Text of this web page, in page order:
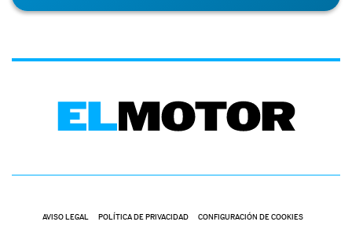
AVISO LEGAL POLÍTICA DE PRIVACIDAD CONFIGURACIÓN DE COOKIES